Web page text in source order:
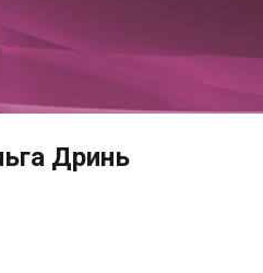
Дринь